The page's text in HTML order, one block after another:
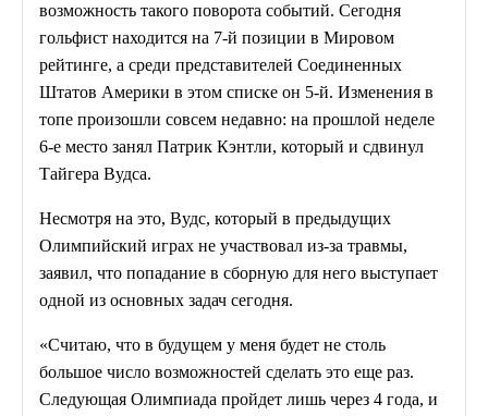
возможность такого поворота событий. Сегодня
гольфист находится на 7-й позиции в Мировом
рейтинге, а среди представителей Соединенных
Штатов Америки в этом списке он 5-й. Изменения в
топе произошли совсем недавно: на прошлой неделе
6-е место занял Патрик Кэнтли, который и сдвинул
Тайгера Вудса.
Несмотря на это, Вудс, который в предыдущих
Олимпийский играх не участвовал из-за травмы,
заявил, что попадание в сборную для него выступает
одной из основных задач сегодня.
«Считаю, что в будущем у меня будет не столь
большое число возможностей сделать это еще раз.
Следующая Олимпиада пройдет лишь через 4 года, и